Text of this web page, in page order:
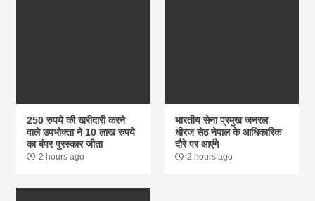
250 रुपये की खरीदारी करने
वाले उपभोक्ता ने 10 लाख रुपये
का बंपर पुरस्कार जीता
2 hours ago
भारतीय सेना प्रमुख जनरल
धीरज सेठ नेपाल के आधिकारिक
दौरे पर आएंगे
2 hours ago